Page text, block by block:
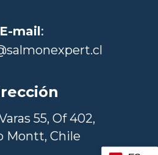
E-mail:
55, Of 402,
Montt, Chile